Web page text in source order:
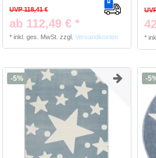
UVP 118,41 €
ab 112,49 € *
*inkl. ges. MwSt. zzgl.Versandkosten *
-5% -